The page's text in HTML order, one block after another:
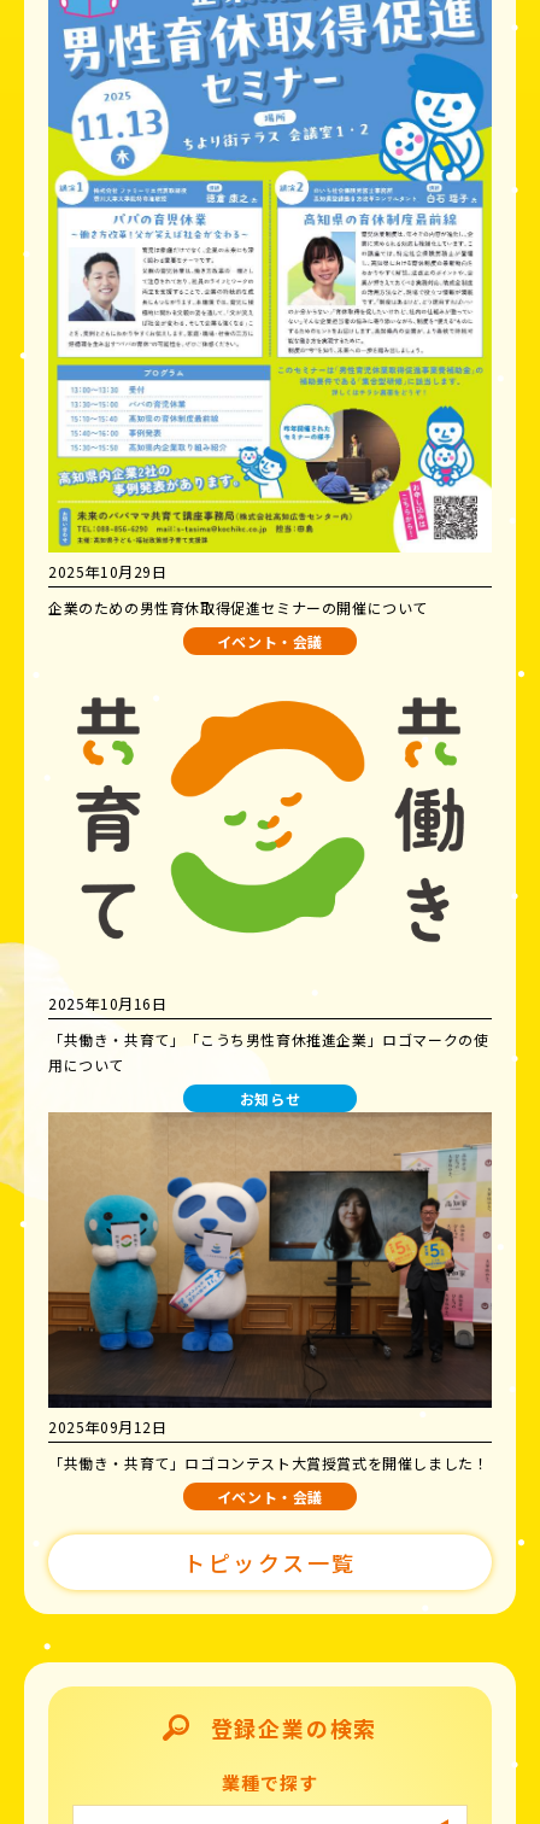
2025年10月29日
企業のための男性育休取得促進セミナーの開催について
イベント・会議
2025年10月16日
「共働き・共育て」「こうち男性育休推進企業」ロゴマークの使
用について
お知らせ
2025年09月12日
「共働き・共育て」ロゴコンテスト大賞授賞式を開催しました！
イベント・会議
トピックス一覧
登録企業の検索
業種で探す